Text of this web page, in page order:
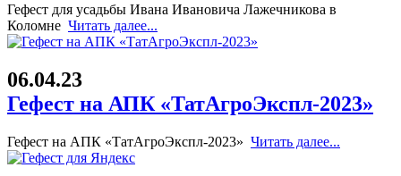
Гефест для усадьбы Ивана Ивановича Лажечникова в
Коломне Читать далее...
06.04.23
Гефест на АПК «ТатАгроЭкспл-2023»
Гефест на АПК «ТатАгроЭкспл-2023» Читать далее...